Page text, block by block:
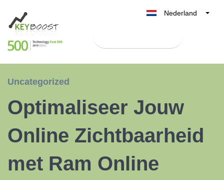
Nederland
België
España
Uncategorized
Optimaliseer Jouw
Online Zichtbaarheid
met Ram Online